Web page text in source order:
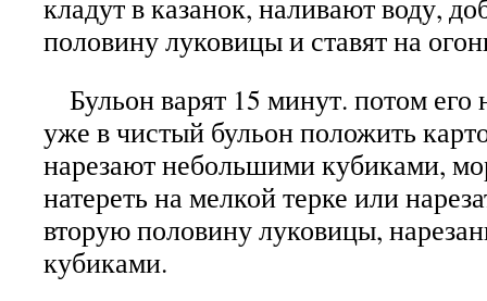
кладут в казанок, наливают воду,
половину луковицы и ставят на
Бульон варят 15 минут. потом
уже в чистый бульон положить
нарезают небольшими кубиками,
натереть на мелкой терке или
вторую половину луковицы,
кубиками.